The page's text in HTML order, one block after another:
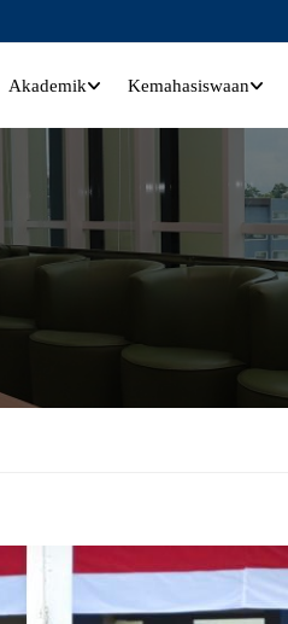
Akademik Kemahasiswaan